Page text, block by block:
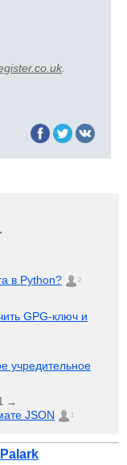
в Python? 2
GPG-ключ и
учредительное
→
JSON 1